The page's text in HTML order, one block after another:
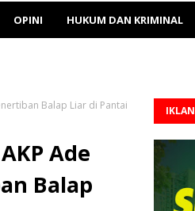
OPINI HUKUM DAN KRIMINAL
Balap Liar di Pantai
Ade
Balap
IKLAN